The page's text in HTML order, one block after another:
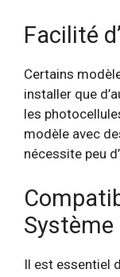
Facilité
Certains
installer que
les
modèle avec
nécessite peu
Il est essentiel